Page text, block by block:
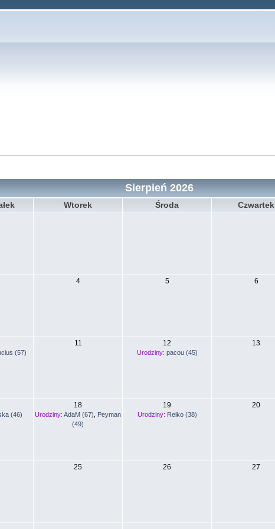
Sierpień 2026
Wtorek Środa Czwartek
4 5 6
(57)
11 12
Urodziny: pacou (45)
13
(46)
18
Urodziny: AdaM (67)
Peyman
(49)
19
Urodziny: Reiko (38)
20
25 26 27